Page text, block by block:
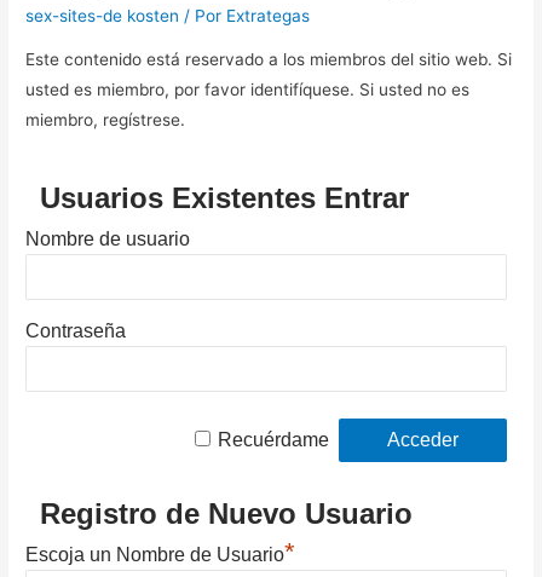
sex-sites-de kosten / Por Extrategas
Este contenido está reservado a los miembros del sitio web. Si
usted es miembro, por favor identifíquese. Si usted no es
miembro, regístrese.
Usuarios Existentes Entrar
Nombre de usuario
Contraseña
Recuérdame
Registro de Nuevo Usuario
Escoja un Nombre de Usuario*